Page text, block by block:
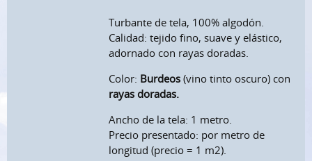
Turbante de tela, 100% algodón.
Calidad: tejido fino, suave y elástico,
adornado con rayas doradas.
Color: Burdeos (vino tinto oscuro) con
rayas doradas.
Ancho de la tela: 1 metro.
Precio presentado: por metro de
longitud (precio = 1 m2).